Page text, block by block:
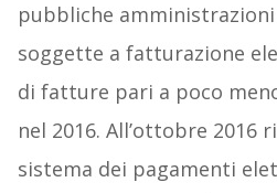
pubbliche
soggette a fatturazione
di fatture pari a poco
nel 2016. All’ottobre 2016
sistema dei pagamenti